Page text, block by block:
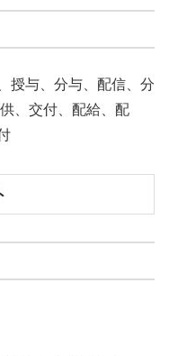
授与、分与、配信、分
、交付、配給、配